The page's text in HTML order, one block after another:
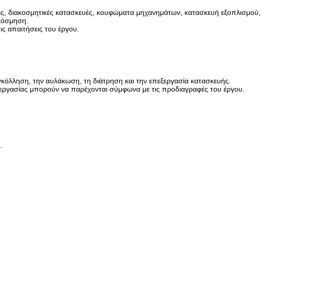
διακοσμητικές κατασκευές, κουφώματα μηχανημάτων, κατασκευή εξοπλισμού,
απαιτήσεις του έργου.
την αυλάκωση, τη διάτρηση και την επεξεργασία κατασκευής.
μπορούν να παρέχονται σύμφωνα με τις προδιαγραφές του έργου.